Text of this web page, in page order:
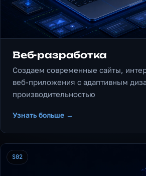
Веб-разработка
Создаем современные сайты,
веб-приложения с адаптивным
производительностью
Узнать больше →
S02